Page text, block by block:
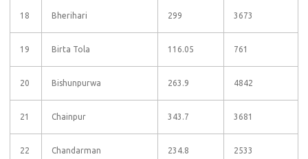
18 Bherihari 299 3673
19 Birta Tola 116.05 761
20 Bishunpurwa 263.9 4842
21 Chainpur 343.7 3681
22 Chandarman 234.8 2533